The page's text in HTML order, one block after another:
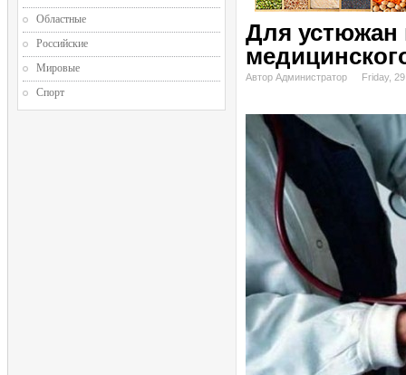
Для устюжан
Автор Администратор Friday,
Областные
Российские
Мировые
Спорт